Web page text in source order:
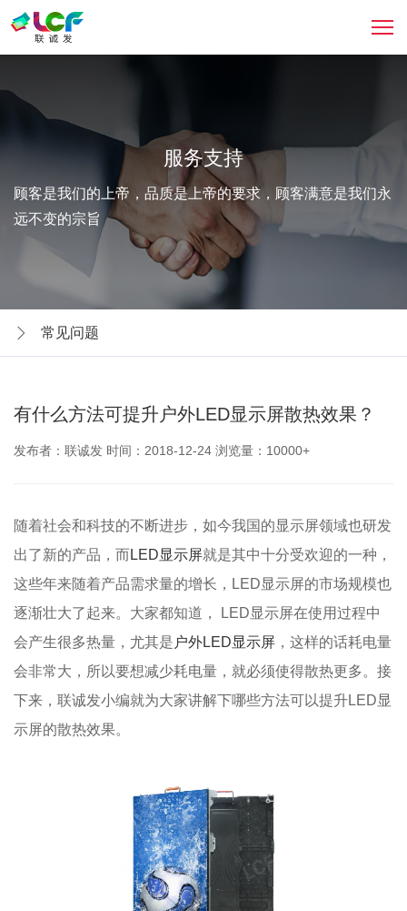
服务支持
顾客是我们的上帝，品质是上帝的要求，顾客满意是我们永
远不变的宗旨
常见问题
有什么方法可提升户外LED显示屏散热效果？
发布者：联诚发 时间：2018-12-24 浏览量：10000+
随着社会和科技的不断进步，如今我国的显示屏领域也研发
出了新的产品，而 LED显示屏就是其中十分受欢迎的一种，
这些年来随着产品需求量的增长，LED显示屏的市场规模也
逐渐壮大了起来。大家都知道， LED显示屏在使用过程中
会产生很多热量，尤其是 户外LED显示屏 ，这样的话耗电量
会非常大，所以要想减少耗电量，就必须使得散热更多。接
下来，联诚发小编就为大家讲解下哪些方法可以提升LED显
示屏的散热效果。